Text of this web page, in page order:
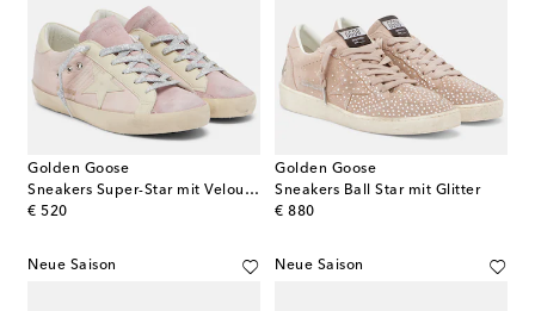
Golden Goose
Sneakers Super-Star mit Veloursleder
€ 520
original price
Golden Goose
Sneakers Ball Star mit Glitter
€ 880
original price
Neue Saison Neue Saison